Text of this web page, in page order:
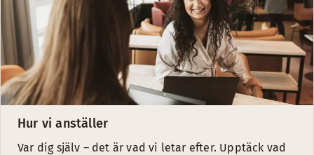
Hur vi anställer
Var dig själv – det är vad vi letar efter. Upptäck vad